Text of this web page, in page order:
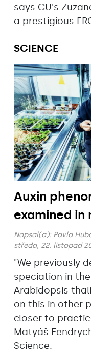
says CU's
a prestigious
SCIENCE
Auxin
examined in
Napsal(a): Pavla
středa, 22. listopad
"We previously
speciation in
Arabidopsis
on this in other
closer to
Matyáš
Science.